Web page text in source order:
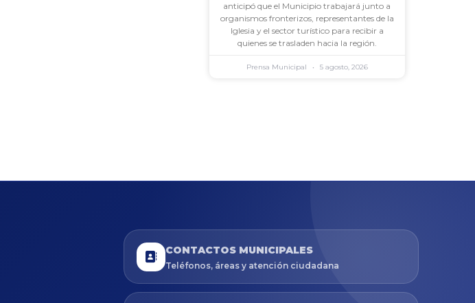
anticipó que el Municipio trabajará junto a
organismos fronterizos, representantes de la
Iglesia y el sector turístico para recibir a
quienes se trasladen hacia la región.
Prensa Municipal 5 agosto, 2026
CONTACTOS MUNICIPALES
Teléfonos, áreas y atención ciudadana